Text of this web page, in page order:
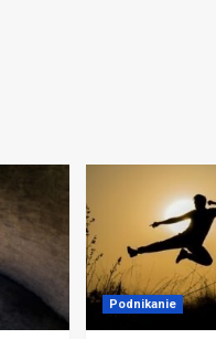
Podnikanie